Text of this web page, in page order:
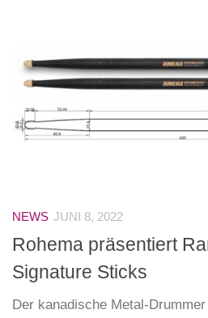
NEWS JUNI 8, 2022
Rohema präsentiert
Signature Sticks
Der kanadische Metal-